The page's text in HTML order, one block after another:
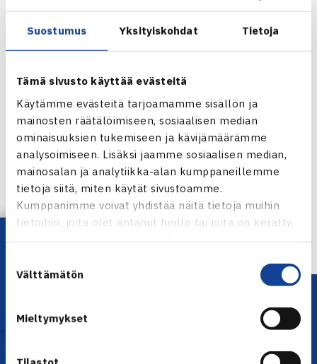
Suostumus Yksityiskohdat Tietoja
Tämä sivusto käyttää evästeitä
Käytämme evästeitä tarjoamamme sisällön ja
mainosten räätälöimiseen, sosiaalisen median
ominaisuuksien tukemiseen ja kävijämäärämme
analysoimiseen. Lisäksi jaamme sosiaalisen median,
mainosalan ja analytiikka-alan kumppaneillemme
tietoja siitä, miten käytät sivustoamme.
Kumppanimme voivat yhdistää näitä tietoja muihin
tietoihin, joita olet antanut heille tai joita on kerätty,
kun olet käyttänyt heidän palvelujaan.
valinta
Välttämätön
Mieltymykset
← Edellinen
Lataa OmaTennis!